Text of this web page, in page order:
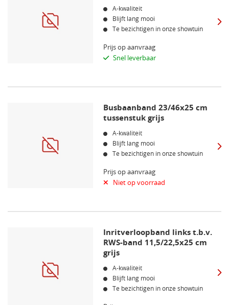
A-kwaliteit
Blijft lang mooi
Te bezichtigen in onze showtuin
Prijs op aanvraag
Snel leverbaar
Busbaanband 23/46x25 cm
tussenstuk grijs
A-kwaliteit
Blijft lang mooi
Te bezichtigen in onze showtuin
Prijs op aanvraag
Niet op voorraad
Inritverloopband links t.b.v.
RWS-band 11,5/22,5x25 cm
grijs
A-kwaliteit
Blijft lang mooi
Te bezichtigen in onze showtuin